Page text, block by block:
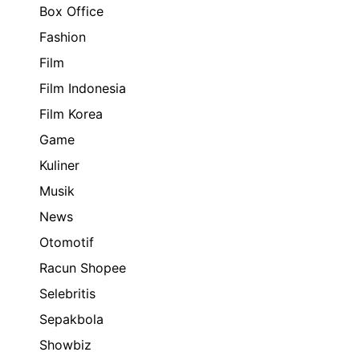
Box Office
Fashion
Film
Film Indonesia
Film Korea
Game
Kuliner
Musik
News
Otomotif
Racun Shopee
Selebritis
Sepakbola
Showbiz